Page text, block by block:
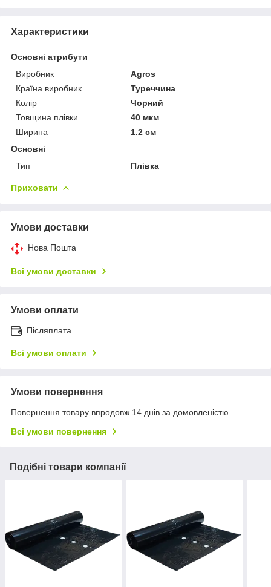
Характеристики
Основні атрибути
Виробник
Agros
Країна виробник
Туреччина
Колір
Чорний
Товщина плівки
40 мкм
Ширина
1.2 см
Основні
Тип
Плівка
Приховати
Умови доставки
Нова Пошта
Всі умови доставки
Умови оплати
Післяплата
Всі умови оплати
Умови повернення
Повернення товару впродовж 14 днів за домовленістю
Всі умови повернення
Подібні товари компанії